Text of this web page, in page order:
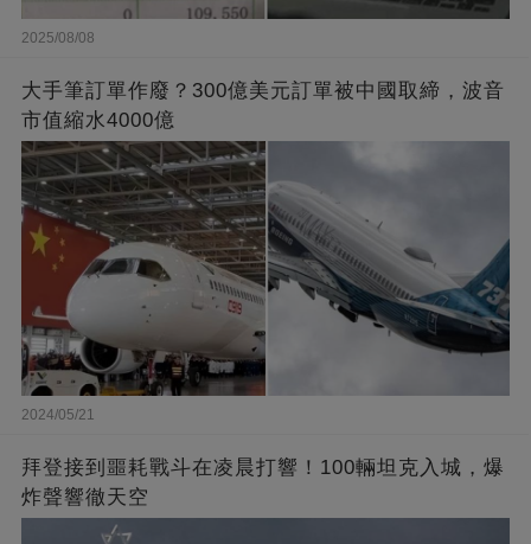
2025/08/08
大手筆訂單作廢？300億美元訂單被中國取締，波音
市值縮水4000億
2024/05/21
拜登接到噩耗戰斗在凌晨打響！100輛坦克入城，爆
炸聲響徹天空